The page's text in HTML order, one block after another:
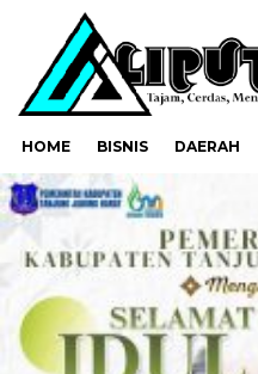
HOME BISNIS DAERAH